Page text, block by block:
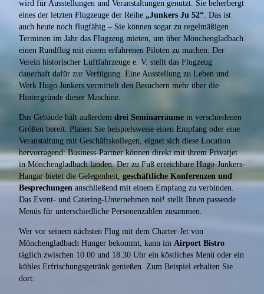
wird für Ausstellungen und Veranstaltungen genutzt. Sie beherbergt
eines der letzten Flugzeuge der Reihe „Junkers Ju 52“. Das ist
auch heute noch flugfähig – Sie können sogar zu regelmäßigen
Terminen im Jahr das Flugzeug mieten, um über Mönchengladbach
einen Rundflug mit einem erfahrenen Piloten zu machen. Der
Verein historischer Luftfahrzeuge e. V. stellt das Flugzeug
dauerhaft dafür zur Verfügung. Eine Ausstellung zu Leben und
Werk Hugo Junkers vermittelt den Besuchern mehr über die
Hintergründe dieser Maschine.
Das Gebäude hält außerdem drei Seminarräume in verschiedenen
Größen bereit. Planen Sie beispielsweise einen Empfang oder eine
Veranstaltung mit Geschäftskollegen, eignet sich diese Location
hervorragend: Business-Partner können direkt mit ihrem Privatjet
in Mönchengladbach landen. Der zu Fuß erreichbare Hugo-Junkers-
Hangar bietet die Gelegenheit, geschäftliche Konferenzen und
Besprechungen anschließend mit einem Empfang zu verbinden.
Das Event- und Catering-Unternehmen noi! stellt Ihnen passende
Menüs für unterschiedliche Personenzahlen zusammen.
Wer vor seinem nächsten Flug mit dem Charter-Jet von
Mönchengladbach Hunger bekommt, kann im Airport Bistro
täglich zwischen 10.00 und 18.30 Uhr ein köstliches Menü oder ein
kühles Erfrischungsgetränk genießen. Zum Beispiel erhalten Sie
dort: